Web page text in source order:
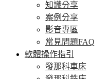
知識分享
案例分享
影音專區
常見問題FAQ
軟體操作指引
發那科車床